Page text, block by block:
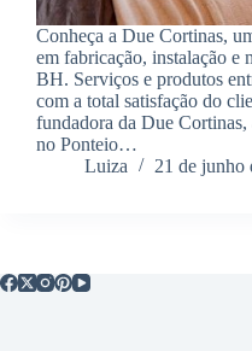
Conheça a Due Cortinas,
em fabricação, instalação e
BH. Serviços e produtos
com a total satisfação do
fundadora da Due
no Ponteio…
Luiza
21 de junho